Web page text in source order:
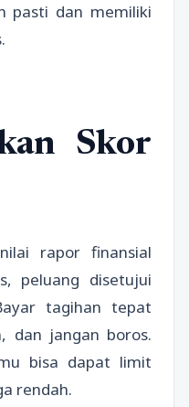
pasti dan memiliki
Skor
rapor finansial
peluang disetujui
tagihan tepat
dan jangan boros.
bisa dapat limit
rendah.